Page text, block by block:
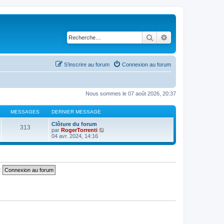
Rechercher
Connexion au forum
S’inscrire au forum
Nous sommes le 07 août 2026, 20:37
MESSAGES DERNIER MESSAGE
313
Clôture du forum
par RogerTorrenti
i
r
04 avr. 2024, 14:16